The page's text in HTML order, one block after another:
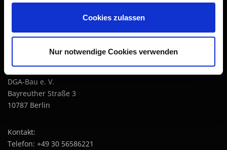
Cookies zulassen
Nur notwendige Cookies verwenden
1. Vorsitzender: Matthias Sundermeier Rudolf Thieme
(Webmaster; stellv. Vorsitzender)
ANSCHRIFT
DGA-Bau e. V.
Bayreuther Straße 3
10787 Berlin
Kontakt:
Telefon: +49 30 56586221